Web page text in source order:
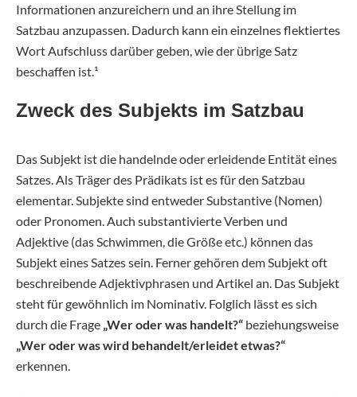
Informationen anzureichern und an ihre Stellung im
Satzbau anzupassen. Dadurch kann ein einzelnes flektiertes
Wort Aufschluss darüber geben, wie der übrige Satz
beschaffen ist.¹
Zweck des Subjekts im Satzbau
Das Subjekt ist die handelnde oder erleidende Entität eines
Satzes. Als Träger des Prädikats ist es für den Satzbau
elementar. Subjekte sind entweder Substantive (Nomen)
oder Pronomen. Auch substantivierte Verben und
Adjektive (das Schwimmen, die Größe etc.) können das
Subjekt eines Satzes sein. Ferner gehören dem Subjekt oft
beschreibende Adjektivphrasen und Artikel an. Das Subjekt
steht für gewöhnlich im Nominativ. Folglich lässt es sich
durch die Frage „Wer oder was handelt?“ beziehungsweise
„Wer oder was wird behandelt/erleidet etwas?“
erkennen.